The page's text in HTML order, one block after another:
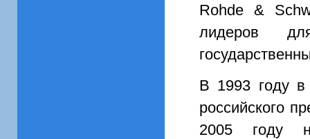
Rohde &
лидеров
В 1993 году в
российского
2005 году